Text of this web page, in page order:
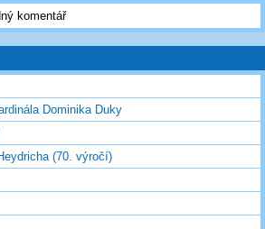
komentář
Dominika Duky
(70. výročí)